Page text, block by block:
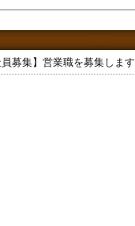
員募集】営業職を募集します